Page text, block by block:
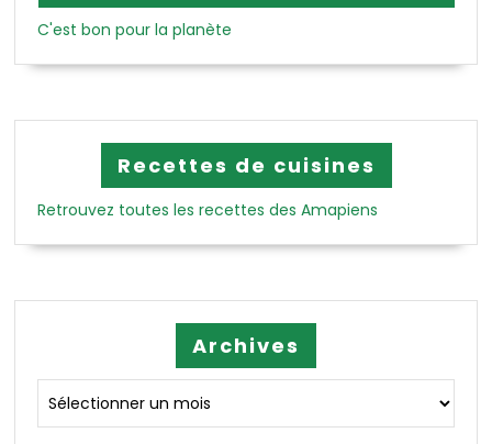
C'est bon pour la planète
Recettes de cuisines
Retrouvez toutes les recettes des Amapiens
Archives